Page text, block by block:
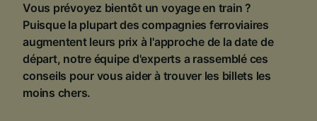
Vous prévoyez bientôt un voyage en train ?
Puisque la plupart des compagnies ferroviaires
augmentent leurs prix à l'approche de la date de
départ, notre équipe d'experts a rassemblé ces
conseils pour vous aider à trouver les billets les
moins chers.